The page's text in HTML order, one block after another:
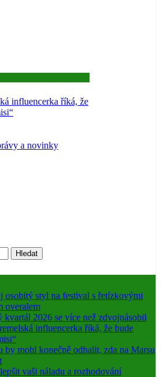
influencerka říká, že
a novinky
osobitý styl na festival s řetízkovými
overalem
2026 se více než zdvojnásobil
influencerka říká, že bude
by mohl konečně odhalit, zda na Marsu
vaši náladu a rozhodování